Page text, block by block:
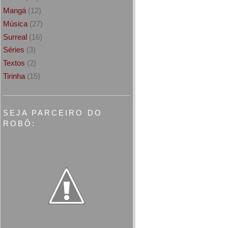
Mangá (12)
Música (27)
Surreal (16)
Séries (3)
Textos (2)
Tirinha (15)
SEJA PARCEIRO DO
ROBÔ: